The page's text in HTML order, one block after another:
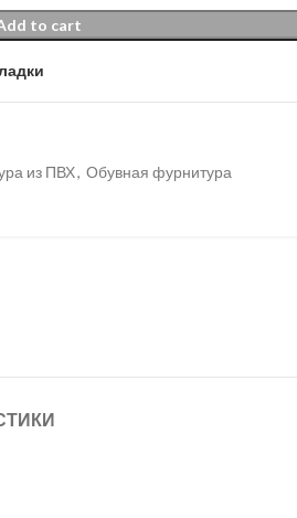
to cart
из ПВХ, Обувная фурнитура